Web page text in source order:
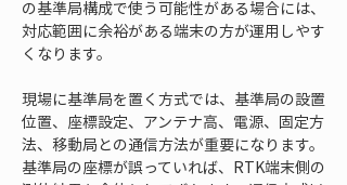
の基準局構成で使う可能性がある場合には、
対応範囲に余裕がある端末の方が運用しやす
くなります。
現場に基準局を置く方式では、基準局の設置
位置、座標設定、アンテナ高、電源、固定方
法、移動局との通信方法が重要になります。
基準局の座標が誤っていれば、RTK端末側の